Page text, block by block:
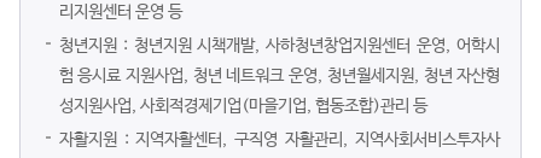
리지원센터 운영 등
청년지원 : 청년지원 시책개발, 사하청년창업지원센터 운영, 어학시
험 응시료 지원사업, 청년 네트워크 운영, 청년월세지원, 청년 자산형
성지원사업, 사회적경제기업(마을기업, 협동조합)관리 등
자활지원 : 지역자활센터, 구직영 자활관리, 지역사회서비스투자사